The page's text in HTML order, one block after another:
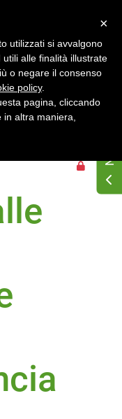
regionali
nella
×
utilizzati si avvalgono
alle finalità illustrate
o negare il consenso
policy.
pagina, cliccando
altra maniera,